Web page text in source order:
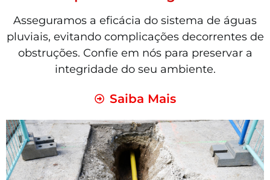
Asseguramos a eficácia do sistema de águas
pluviais, evitando complicações decorrentes de
obstruções. Confie em nós para preservar a
integridade do seu ambiente.
Saiba Mais